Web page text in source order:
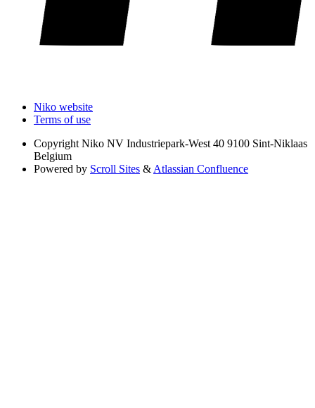
Niko website
Terms of use
Copyright Niko NV Industriepark-West 40 9100 Sint-Niklaas
Belgium
Powered by Scroll Sites & Atlassian Confluence